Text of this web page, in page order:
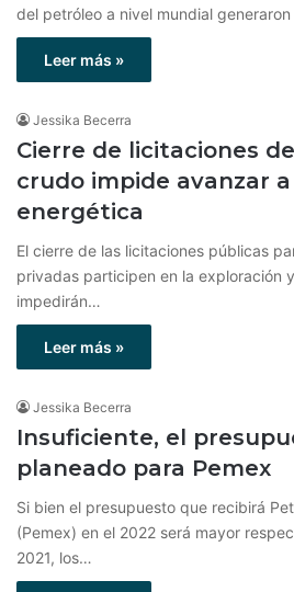
del petróleo a nivel mundial
Leer más »
Jessika Becerra
Cierre de licitaciones
crudo impide avanzar
energética
El cierre de las licitaciones públicas
privadas participen en la exploración
impedirán…
Leer más »
Jessika Becerra
Insuficiente, el
planeado para Pemex
Si bien el presupuesto que recibirá
(Pemex) en el 2022 será mayor
2021, los…